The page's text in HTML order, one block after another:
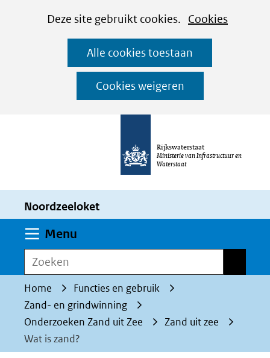
CookiesDeze site gebruikt cookies. Cookies
worden
toegestaan
geweigerd.
Alle cookies toestaan
Cookies weigeren
Ga
naar
de
inhoud
Rijkswaterstaat
Ministerie van Infrastructuur en
Waterstaat
Noordzeeloket
Menu
Zoeken
Home
Functies en gebruik
Zand- en grindwinning
Onderzoeken Zand uit Zee
Zand uit zee
Wat is zand?